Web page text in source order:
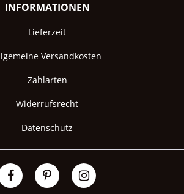
INFORMATIONEN
Lieferzeit
Versandkosten
Zahlarten
Widerrufsrecht
Datenschutz